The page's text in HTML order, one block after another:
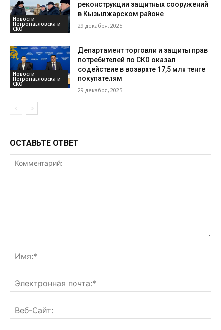
Новости
Петропавловска и
СКО
реконструкции защитных сооружений
в Кызылжарском районе
29 декабря, 2025
Новости
Петропавловска и
СКО
Департамент торговли и защиты прав
потребителей по СКО оказал
содействие в возврате 17,5 млн тенге
покупателям
29 декабря, 2025
ОСТАВЬТЕ ОТВЕТ